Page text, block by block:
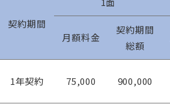
契約期間
月額料金
契約期間
総額
1年契約 75,000 900,000